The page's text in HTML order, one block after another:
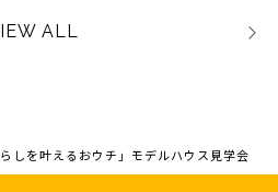
ALL
しを叶えるおウチ」モデルハウス見学会